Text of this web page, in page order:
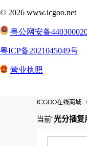
ICGOO在线商城
当前“光分插复